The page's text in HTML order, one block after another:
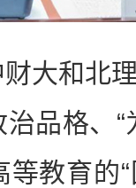
和北理
品格、“
教育的“